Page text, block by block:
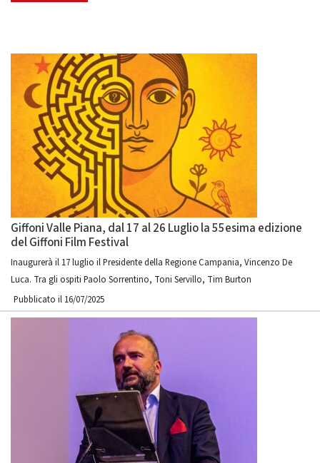
Giffoni Valle Piana, dal 17 al 26 Luglio la 55esima edizione
del Giffoni Film Festival
Inaugurerà il 17 luglio il Presidente della Regione Campania, Vincenzo De
Luca. Tra gli ospiti Paolo Sorrentino, Toni Servillo, Tim Burton
Pubblicato il 16/07/2025